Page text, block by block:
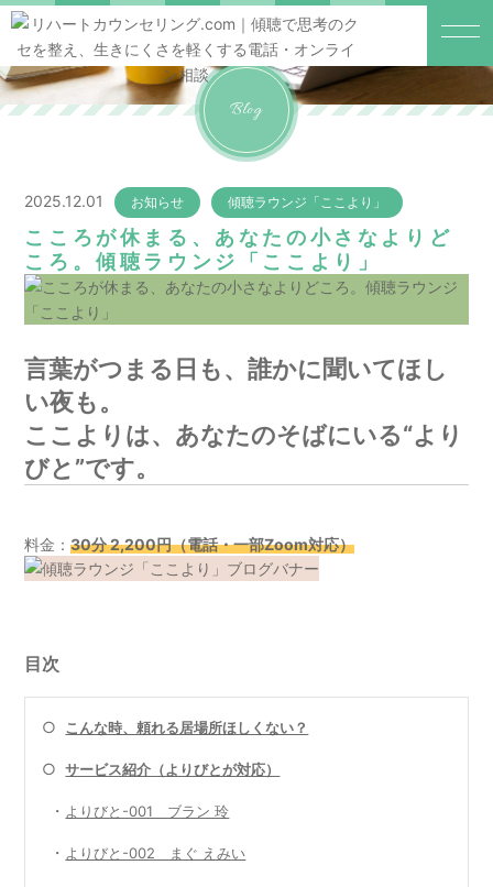
Blog
2025.12.01 お知らせ 傾聴ラウンジ「ここより」
こころが休まる、あなたの小さなよりど
ころ。傾聴ラウンジ「ここより」
言葉がつまる日も、誰かに聞いてほし
い夜も。
ここよりは、あなたのそばにいる“より
びと”です。
料金：30分 2,200円（電話・一部Zoom対応）
目次
○ こんな時、頼れる居場所ほしくない？
○サービス紹介（よりびとが対応）
・ よりびと-001 ブラン 玲
・ よりびと-002 まぐ えみい